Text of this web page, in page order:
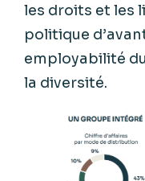
les droits et les
politique
employabilité
la diversité.